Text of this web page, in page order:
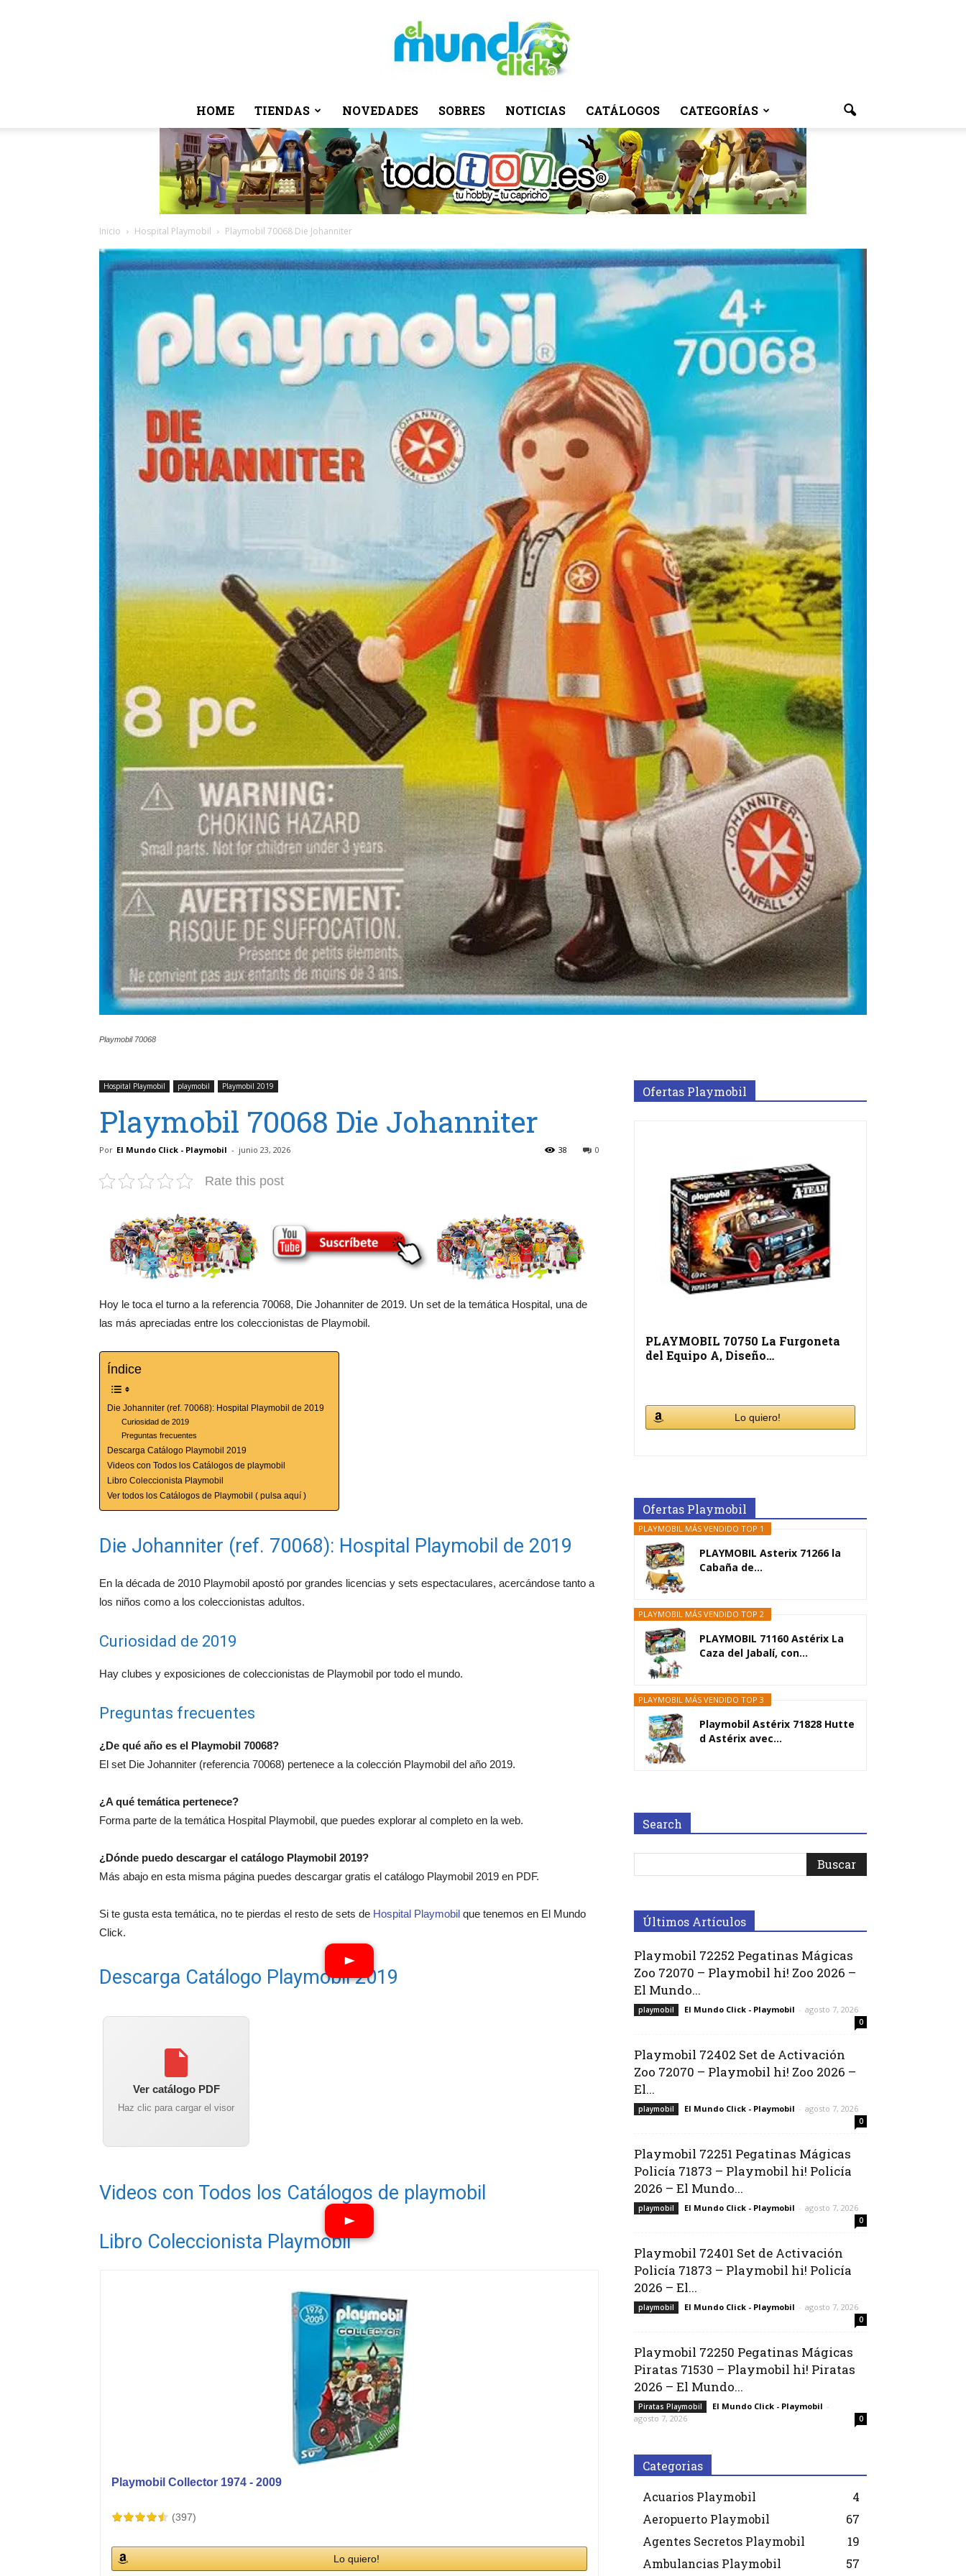
El
Click
HOME TIENDAS NOVEDADES SOBRES NOTICIAS CATÁLOGOS CATEGORÍAS
Inicio Hospital Playmobil Playmobil 70068 Die Johanniter
Playmobil 70068
Hospital Playmobil playmobil Playmobil 2019
Playmobil 70068 Die Johanniter
Por El Mundo Click - Playmobil - junio 23, 2026 0
38
Rate this post
Hoy le toca el turno a la referencia 70068, Die Johanniter de 2019. Un set de la temática Hospital, una de
las más apreciadas entre los coleccionistas de Playmobil.
Índice
Die Johanniter (ref. 70068): Hospital Playmobil de 2019
Curiosidad de 2019
Preguntas frecuentes
Descarga Catálogo Playmobil 2019
Videos con Todos los Catálogos de playmobil
Libro Coleccionista Playmobil
Ver todos los Catálogos de Playmobil ( pulsa aquí )
Die Johanniter (ref. 70068): Hospital Playmobil de 2019
En la década de 2010 Playmobil apostó por grandes licencias y sets espectaculares, acercándose tanto a
los niños como a los coleccionistas adultos.
Curiosidad de 2019
Hay clubes y exposiciones de coleccionistas de Playmobil por todo el mundo.
Preguntas frecuentes
¿De qué año es el Playmobil 70068?
El set Die Johanniter (referencia 70068) pertenece a la colección Playmobil del año 2019.
¿A qué temática pertenece?
Forma parte de la temática Hospital Playmobil, que puedes explorar al completo en la web.
¿Dónde puedo descargar el catálogo Playmobil 2019?
Más abajo en esta misma página puedes descargar gratis el catálogo Playmobil 2019 en PDF.
Si te gusta esta temática, no te pierdas el resto de sets de Hospital Playmobil que tenemos en El Mundo
Click.
Descarga Catálogo Playmobil 2019
Ver catálogo PDF
Haz clic para cargar el visor
Videos con Todos los Catálogos de playmobil
Libro Coleccionista Playmobil
Playmobil Collector 1974 - 2009
(397)
Lo quiero!
Ofertas Playmobil
PLAYMOBIL 70750 La Furgoneta
del Equipo A, Diseño…
Lo quiero!
Ofertas Playmobil
PLAYMOBIL MÁS VENDIDO TOP 1
PLAYMOBIL Asterix 71266 la
Cabaña de...
PLAYMOBIL MÁS VENDIDO TOP 2
PLAYMOBIL 71160 Astérix La
Caza del Jabalí, con...
PLAYMOBIL MÁS VENDIDO TOP 3
Playmobil Astérix 71828 Hutte
d Astérix avec...
Search
Últimos Artículos
Playmobil 72252 Pegatinas Mágicas
Zoo 72070 – Playmobil hi! Zoo 2026 –
El Mundo...
playmobil El Mundo Click - Playmobil - agosto 7, 2026
0
Playmobil 72402 Set de Activación
Zoo 72070 – Playmobil hi! Zoo 2026 –
El...
playmobil El Mundo Click - Playmobil - agosto 7, 2026
0
Playmobil 72251 Pegatinas Mágicas
Policía 71873 – Playmobil hi! Policía
2026 – El Mundo...
playmobil El Mundo Click - Playmobil - agosto 7, 2026
0
Playmobil 72401 Set de Activación
Policía 71873 – Playmobil hi! Policía
2026 – El...
playmobil El Mundo Click - Playmobil - agosto 7, 2026
0
Playmobil 72250 Pegatinas Mágicas
Piratas 71530 – Playmobil hi! Piratas
2026 – El Mundo...
Piratas Playmobil El Mundo Click - Playmobil -
agosto 7, 2026
0
Categorias
Acuarios Playmobil
4
Aeropuerto Playmobil
67
Agentes Secretos Playmobil
19
Ambulancias Playmobil
57